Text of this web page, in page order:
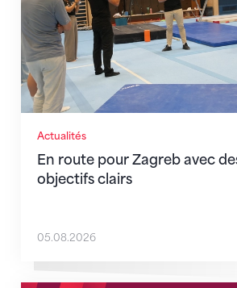
Actualités
En route pour Zagreb avec
objectifs clairs
05.08.2026